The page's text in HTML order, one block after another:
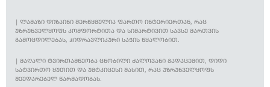
| ᲚᲐᲛᲐᲖᲘ ᲓᲘᲖᲐᲘᲜᲘ ᲨᲔᲠᲬᲧᲛᲣᲚᲘᲐ ᲤᲐᲠᲗᲝ ᲘᲜᲢᲔᲠᲘᲔᲠᲗᲐᲜ, ᲠᲐᲪ
ᲣᲖᲠᲣᲜᲕᲔᲚᲧᲝᲤᲡ ᲙᲝᲛᲤᲝᲠᲢᲘᲗᲐ ᲓᲐ ᲡᲘᲛᲐᲠᲢᲘᲕᲘᲗ ᲡᲐᲕᲡᲔ ᲛᲐᲠᲗᲕᲘᲡ
ᲒᲐᲛᲝᲪᲓᲘᲚᲔᲑᲐᲡ, ᲰᲘᲓᲠᲐᲕᲚᲘᲙᲣᲠᲘ ᲡᲐᲭᲘᲡ ᲬᲧᲐᲚᲝᲑᲘᲗ.
| ᲛᲐᲦᲐᲚᲘ ᲢᲕᲘᲠᲗᲐᲛᲬᲔᲝᲑᲐ ᲪᲜᲝᲑᲘᲚᲘ ᲫᲐᲚᲝᲕᲐᲜᲘ ᲒᲐᲓᲐᲪᲔᲛᲘᲗ, ᲓᲘᲓᲘ
ᲡᲐᲢᲕᲘᲠᲗᲝ ᲧᲣᲗᲘᲗ ᲓᲐ ᲣᲛᲢᲙᲘᲪᲔᲡᲘ ᲨᲐᲡᲘᲗ, ᲠᲐᲪ ᲣᲖᲠᲣᲜᲕᲔᲚᲧᲝᲤᲡ
ᲨᲔᲣᲓᲐᲠᲔᲑᲔᲚ ᲬᲐᲠᲛᲐᲓᲝᲑᲐᲡ.